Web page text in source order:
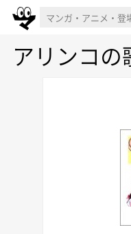
アリンコの